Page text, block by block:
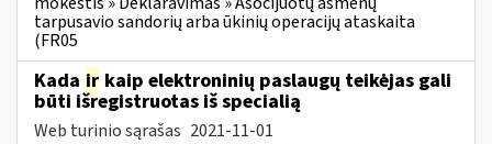
tarpusavio sandorių arba ūkinių operacijų ataskaita
(FR05
Kada ir kaip elektroninių paslaugų teikėjas gali
būti išregistruotas iš specialią
Web turinio sąrašas 2021-11-01